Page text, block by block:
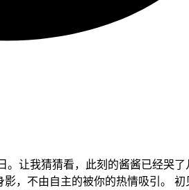
让我猜猜看，此刻的酱酱已经哭
，不由自主的被你的热情吸引。